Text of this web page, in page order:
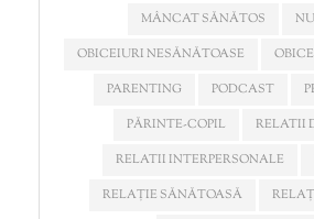
MÂNCAT SĂNĂTOS
OBICEIURI NESĂNĂTOASE
PARENTING
PODCAST
PĂRINTE-COPIL
RELATII
RELATII INTERPERSONALE
RELAȚIE SĂNĂTOASĂ